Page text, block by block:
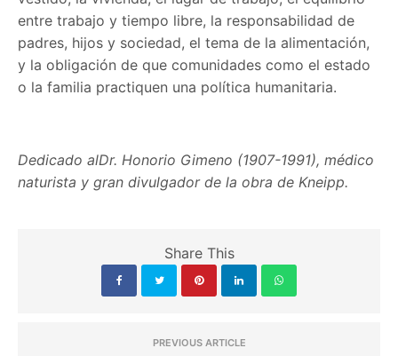
entre trabajo y tiempo libre, la responsabilidad de
padres, hijos y sociedad, el tema de la alimentación,
y la obligación de que comunidades como el estado
o la familia practiquen una política humanitaria.
Dedicado alDr. Honorio Gimeno (1907-1991), médico
naturista y gran divulgador de la obra de Kneipp.
Share This
PREVIOUS ARTICLE